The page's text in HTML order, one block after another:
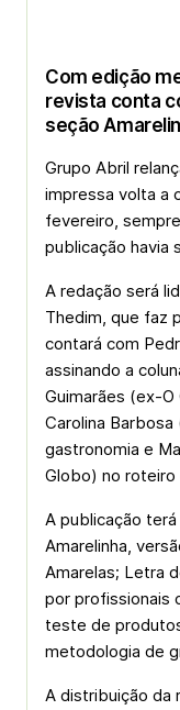
Com edição
revista conta
seção
Grupo Abril
impressa volta a
fevereiro,
publicação havia
A redação será
Thedim, que faz
contará com
assinando a
Guimarães (ex-O
Carolina
gastronomia e
Globo) no roteiro
A publicação
Amarelinha,
Amarelas; Letra
por profissionais
teste de
metodologia de
A distribuição da